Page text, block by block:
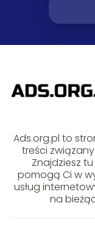
Ads.org.pl to
treści
Znajdziesz
pomogą Ci w
usług
na